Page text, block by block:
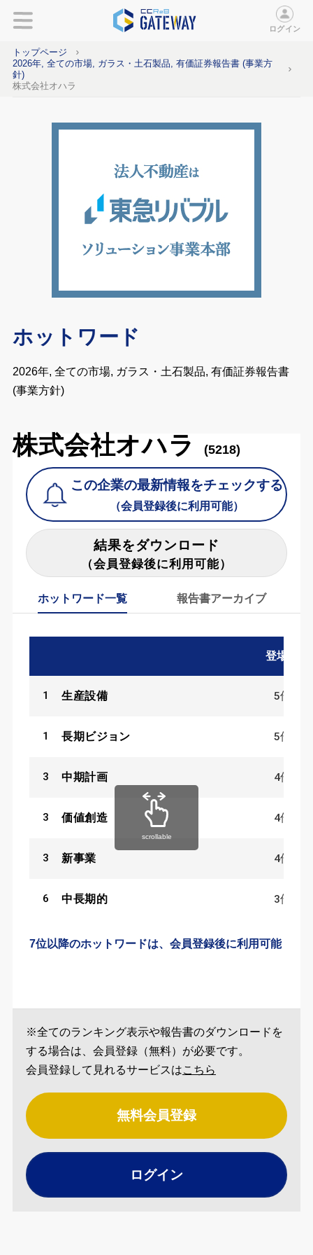
ログイン
トップページ
2026年, 全ての市場, ガラス・土石製品, 有価証券報告書 (事業方
針)
株式会社オハラ
ホットワード
2026年, 全ての市場, ガラス・土石製品, 有価証券報告書
(事業方針)
株式会社オハラ (5218)
この企業の最新情報をチェックする
（会員登録後に利用可能）
結果をダウンロード
（会員登録後に利用可能）
ホットワード一覧 報告書アーカイブ
登場数
1 生産設備 5件
1 長期ビジョン 5件
3 中期計画 4件
3 価値創造 4件
3 新事業 4件
6 中長期的 3件
7位以降のホットワードは、会員登録後に利用可能
scrollable
※全てのランキング表示や報告書のダウンロードを
する場合は、会員登録（無料）が必要です。
会員登録して見れるサービスはこちら
無料会員登録
ログイン